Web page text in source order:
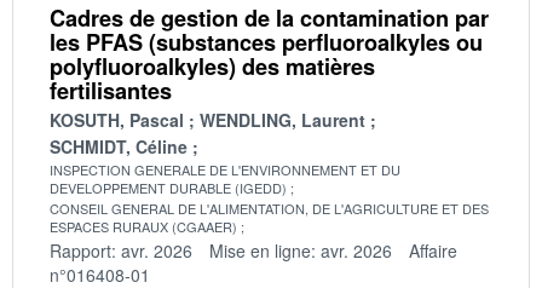
Cadres de gestion de la contamination par
les PFAS (substances perfluoroalkyles ou
polyfluoroalkyles) des matières
fertilisantes
KOSUTH, Pascal
WENDLING, Laurent
SCHMIDT, Céline
INSPECTION GENERALE DE L'ENVIRONNEMENT ET DU
DEVELOPPEMENT DURABLE (IGEDD)
CONSEIL GENERAL DE L'ALIMENTATION, DE L'AGRICULTURE ET DES
ESPACES RURAUX (CGAAER)
Rapport: avr. 2026 Mise en ligne: avr. 2026
Affaire
n°016408-01